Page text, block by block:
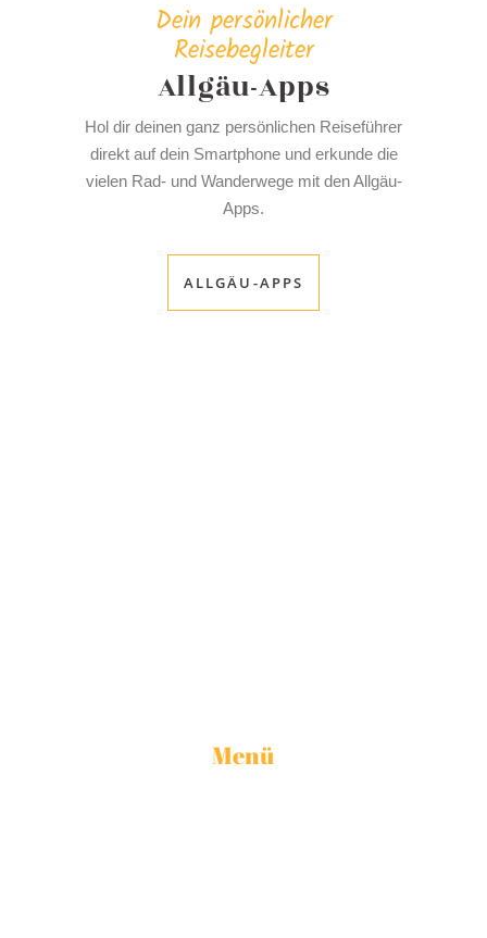
Dein persönlicher
Reisebegleiter
Allgäu-Apps
Hol dir deinen ganz persönlichen Reiseführer
direkt auf dein Smartphone und erkunde die
vielen Rad- und Wanderwege mit den Allgäu-
Apps.
ALLGÄU-APPS
Menü